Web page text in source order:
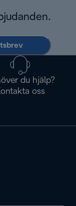
du hjälp?
oss